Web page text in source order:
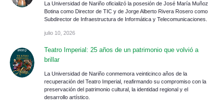
La Universidad de Nariño oficializó la posesión de José María Muñoz
Botina como Director de TIC y de Jorge Alberto Rivera Rosero como
Subdirector de Infraestructura de Informática y Telecomunicaciones.
julio 10, 2026
Teatro Imperial: 25 años de un patrimonio que volvió a
brillar
La Universidad de Nariño conmemora veinticinco años de la
recuperación del Teatro Imperial, reafirmando su compromiso con la
preservación del patrimonio cultural, la identidad regional y el
desarrollo artístico.